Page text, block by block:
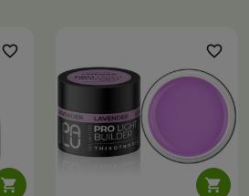

favorite_border

favorite_border